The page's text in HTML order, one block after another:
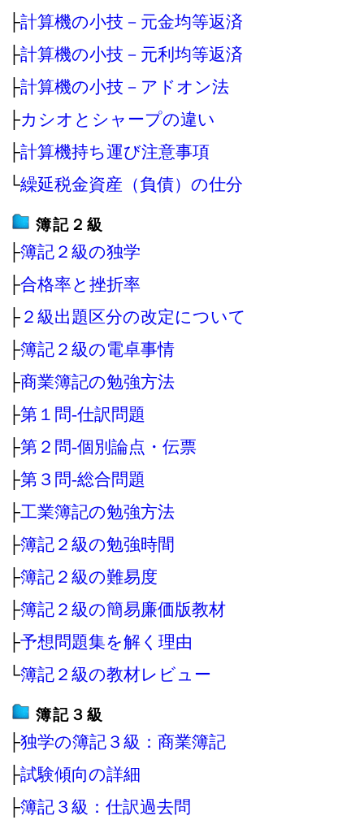
├計算機の小技－元金均等返済
├計算機の小技－元利均等返済
├計算機の小技－アドオン法
├カシオとシャープの違い
├計算機持ち運び注意事項
└繰延税金資産（負債）の仕分
簿記２級
├簿記２級の独学
├合格率と挫折率
├ ２級出題区分の改定について
├簿記２級の電卓事情
├商業簿記の勉強方法
├第１問‐仕訳問題
├第２問‐個別論点・伝票
├第３問‐総合問題
├工業簿記の勉強方法
├簿記２級の勉強時間
├簿記２級の難易度
├簿記２級の簡易廉価版教材
├予想問題集を解く理由
└簿記２級の教材レビュー
簿記３級
├独学の簿記３級：商業簿記
├試験傾向の詳細
├簿記３級：仕訳過去問